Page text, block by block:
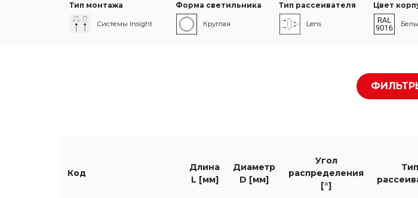
Тип монтажа
Системы Insight
Форма светильника
Круглая
Тип рассеивателя
Lens
Цвет
Код
Длина
L [мм]
Диаметр
D [мм]
Угол
распределения
[°]
Тип